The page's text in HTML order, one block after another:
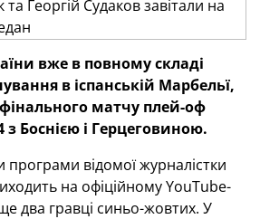
вже в повному складі
в іспанській Марбельї,
матчу плей-оф
з Боснією і Герцеговиною.
відомої журналістки
на офіційному YouTube-
два гравці синьо-жовтих. У